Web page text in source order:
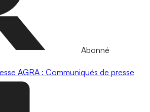
Abonné
AGRA : Communiqués de presse